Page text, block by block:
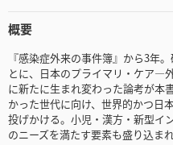
概要
『感染症外来の事件簿』から3年
とに、日本のプライマリ・ケア―
に新たに生まれ変わった論考が本
かった世代に向け、世界的かつ日
投げかける。小児・漢方・新型イ
のニーズを満たす要素も盛り込まれ